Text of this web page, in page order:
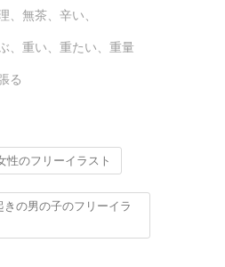
、 無茶、 辛い、
、 重い、 重たい、 重量
る
性のフリーイラスト
の男の子のフリーイラ